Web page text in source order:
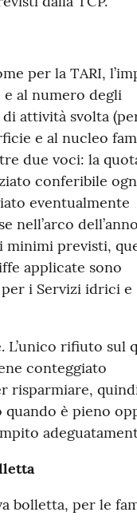
per la TARI,
e al numero degli
attività svolta
e al nucleo
due voci: la
conferibile
eventualmente
nell’arco
previsti,
applicate sono
per i Servizi idrici e
rifiuto sul
conteggiato
risparmiare,
è pieno
bolletta, per le